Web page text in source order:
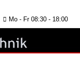
Mo - Fr 08:30 - 18:00